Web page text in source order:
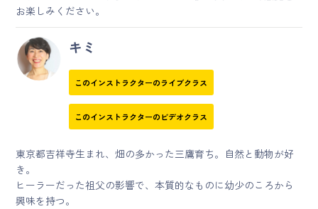
お楽しみください。
キミ
このインストラクターのライブクラス
このインストラクターのビデオクラス
東京都吉祥寺生まれ、畑の多かった三鷹育ち。自然と動物が好
き。
ヒーラーだった祖父の影響で、本質的なものに幼少のころから
興味を持つ。